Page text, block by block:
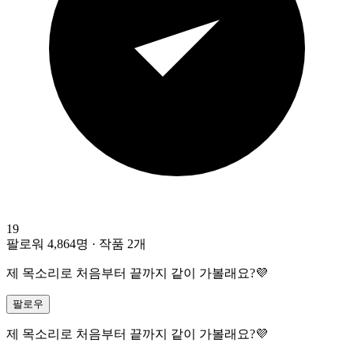
19
팔로워 4,864명 · 작품 2개
제 목소리로 처음부터 끝까지 같이 가볼래요?💜
팔로우
제 목소리로 처음부터 끝까지 같이 가볼래요?💜